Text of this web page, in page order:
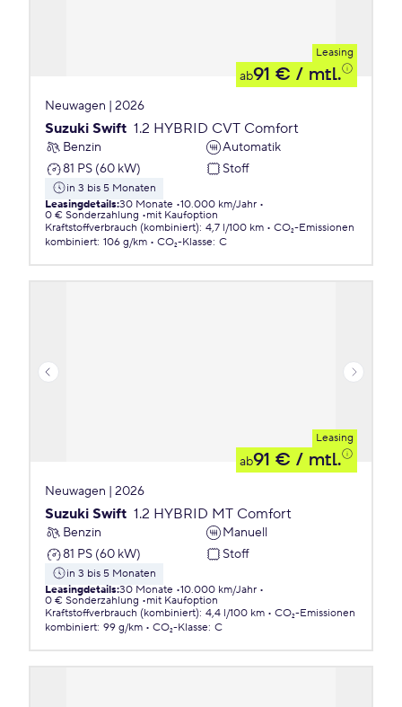
Leasing
ab91 € / mtl.
Neuwagen | 2026
Suzuki Swift 1.2 HYBRID CVT Comfort
Benzin
Automatik
81 PS (60 kW)
Stoff
in 3 bis 5 Monaten
Leasingdetails:30 Monate 10.000 km/Jahr
0 € Sonderzahlung
mit Kaufoption
Kraftstoffverbrauch (kombiniert): 4,7 l/100 km
CO₂-Emissionen
kombiniert: 106 g/km CO₂-Klasse: C
Leasing
ab91 € / mtl.
Neuwagen | 2026
Suzuki Swift 1.2 HYBRID MT Comfort
Benzin
Manuell
81 PS (60 kW)
Stoff
in 3 bis 5 Monaten
Leasingdetails:30 Monate 10.000 km/Jahr
0 € Sonderzahlung
mit Kaufoption
Kraftstoffverbrauch (kombiniert): 4,4 l/100 km
CO₂-Emissionen
kombiniert: 99 g/km CO₂-Klasse: C